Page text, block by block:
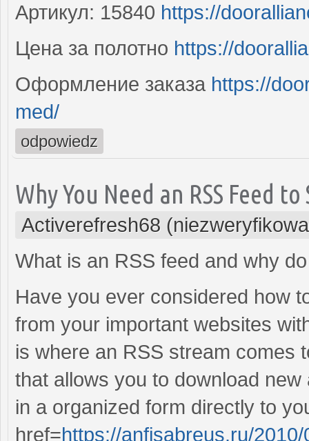
Артикул: 15840 https://
Цена за полотно https://
Оформление заказа https://
med/
odpowiedz
Why You Need an RSS Feed
Activerefresh68
What is an RSS feed and why
Have you ever considered how
from your important websites
is where an RSS stream comes
that allows you to download
in a organized form directly to
href=https://anfisabreus.ru/